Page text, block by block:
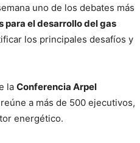
uno de los debates más
para el desarrollo del gas
los principales desafíos y
la Conferencia Arpel
a más de 500 ejecutivos,
energético.